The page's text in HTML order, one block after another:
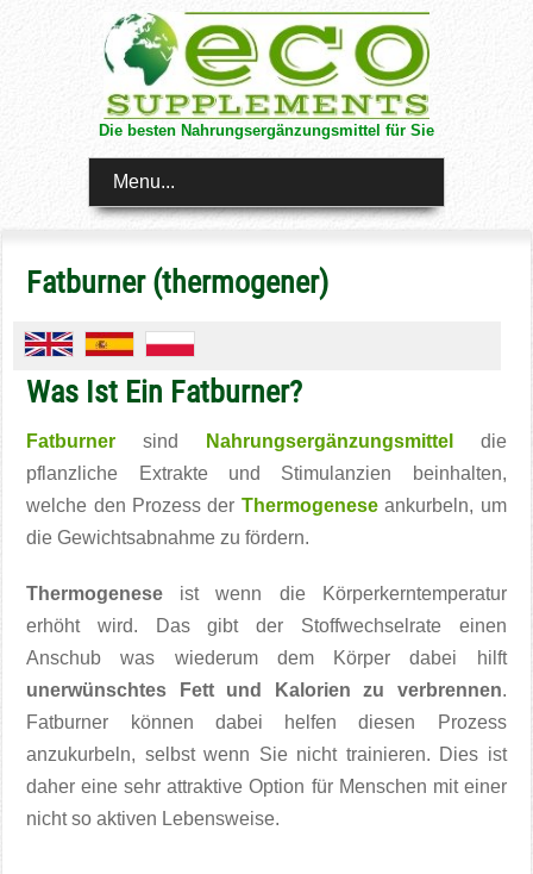
Die besten Nahrungsergänzungsmittel für Sie
Menu...
Fatburner (thermogener)
Was Ist Ein Fatburner?
Fatburner sind Nahrungsergänzungsmittel
die
pflanzliche Extrakte und Stimulanzien beinhalten,
welche den Prozess der Thermogeneseankurbeln, um
die Gewichtsabnahme zu fördern.
Thermogenese ist wenn die Körperkerntemperatur
erhöht wird. Das gibt der Stoffwechselrate einen
Anschub was wiederum dem Körper dabei hilft
unerwünschtes Fett und Kalorien zu verbrennen.
Fatburner können dabei helfen diesen Prozess
anzukurbeln, selbst wenn Sie nicht trainieren. Dies ist
daher eine sehr attraktive Option für Menschen mit einer
nicht so aktiven Lebensweise.